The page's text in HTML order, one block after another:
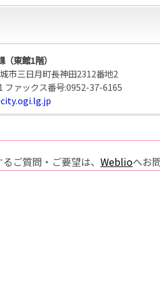
東館1階）
市三日月町長神田2312番地2
ファックス番号:0952-37-6165
ご質問・ご要望は、 Weblioへお